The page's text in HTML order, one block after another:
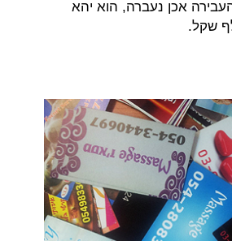
אכן נעברה, הוא יהא